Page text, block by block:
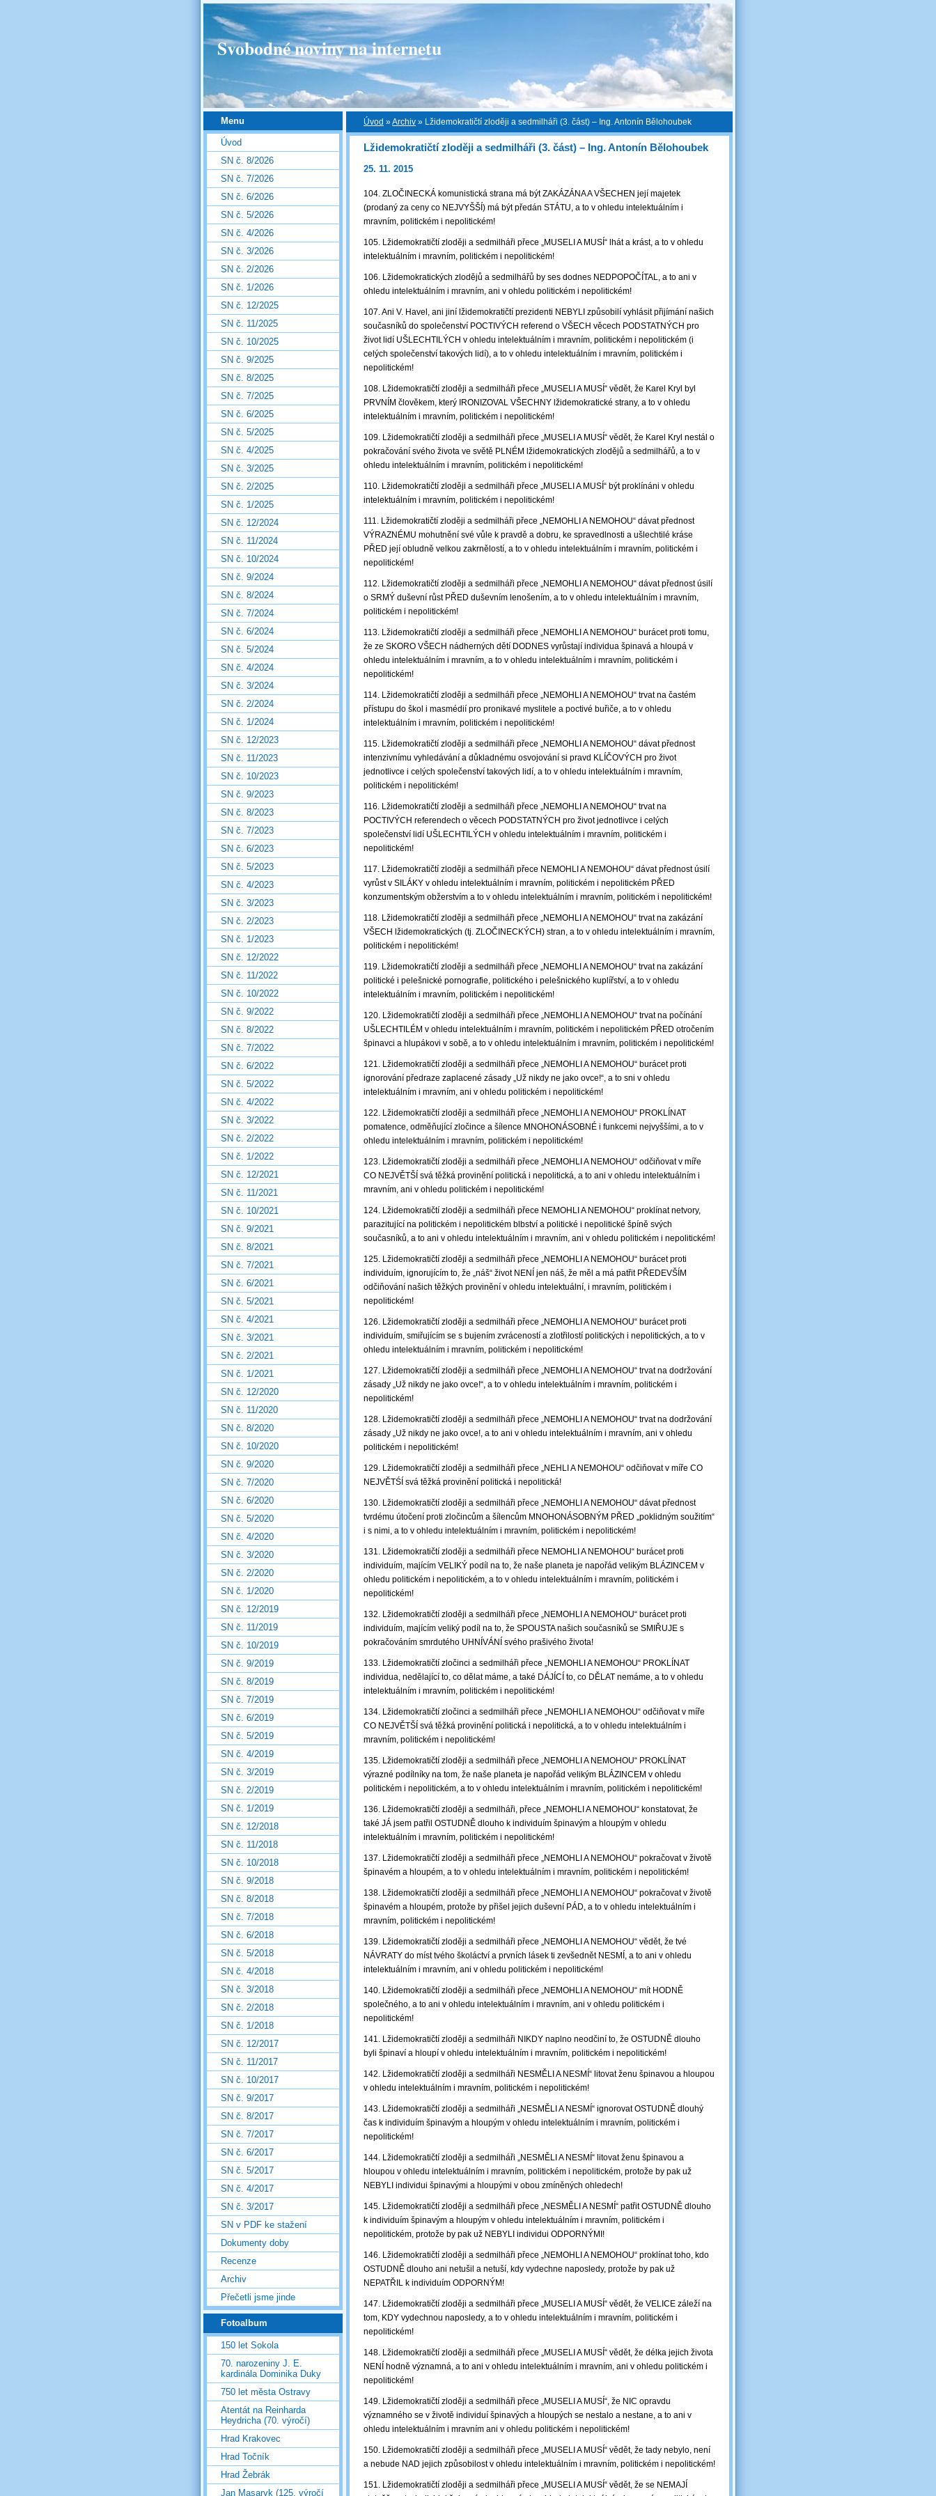
Svobodné noviny na internetu
Úvod »Archiv » Lžidemokratičtí zloději a sedmilháři (3. část) – Ing. Antonín Bělohoubek
Lžidemokratičtí zloději a sedmilháři (3. část) – Ing. Antonín Bělohoubek
25. 11. 2015
104. ZLOČINECKÁ komunistická strana má být ZAKÁZÁNA A VŠECHEN její majetek
(prodaný za ceny co NEJVYŠŠÍ) má být předán STÁTU, a to v ohledu intelektuálním i
mravním, politickém i nepolitickém!
105. Lžidemokratičtí zloději a sedmilháři přece „MUSELI A MUSÍ“ lhát a krást, a to v ohledu
intelektuálním i mravním, politickém i nepolitickém!
106. Lžidemokratických zlodějů a sedmilhářů by ses dodnes NEDPOPOČÍTAL, a to ani v
ohledu intelektuálním i mravním, ani v ohledu politickém i nepolitickém!
107. Ani V. Havel, ani jiní lžidemokratičtí prezidenti NEBYLI způsobilí vyhlásit přijímání našich
současníků do společenství POCTIVÝCH referend o VŠECH věcech PODSTATNÝCH pro
život lidí UŠLECHTILÝCH v ohledu intelektuálním i mravním, politickém i nepolitickém (i
celých společenství takových lidí), a to v ohledu intelektuálním i mravním, politickém i
nepolitickém!
108. Lžidemokratičtí zloději a sedmilháři přece „MUSELI A MUSÍ“ vědět, že Karel Kryl byl
PRVNÍM člověkem, který IRONIZOVAL VŠECHNY lžidemokratické strany, a to v ohledu
intelektuálním i mravním, politickém i nepolitickém!
109. Lžidemokratičtí zloději a sedmilháři přece „MUSELI A MUSÍ“ vědět, že Karel Kryl nestál o
pokračování svého života ve světě PLNÉM lžidemokratických zlodějů a sedmilhářů, a to v
ohledu intelektuálním i mravním, politickém i nepolitickém!
110. Lžidemokratičtí zloději a sedmilháři přece „MUSELI A MUSÍ“ být proklínáni v ohledu
intelektuálním i mravním, politickém i nepolitickém!
111. Lžidemokratičtí zloději a sedmilháři přece „NEMOHLI A NEMOHOU“ dávat přednost
VÝRAZNÉMU mohutnění své vůle k pravdě a dobru, ke spravedlnosti a ušlechtilé kráse
PŘED její obludně velkou zakrnělostí, a to v ohledu intelektuálním i mravním, politickém i
nepolitickém!
112. Lžidemokratičtí zloději a sedmilháři přece „NEMOHLI A NEMOHOU“ dávat přednost úsilí
o SRMÝ duševní růst PŘED duševním lenošením, a to v ohledu intelektuálním i mravním,
politickém i nepolitickém!
113. Lžidemokratičtí zloději a sedmilháři přece „NEMOHLI A NEMOHOU“ burácet proti tomu,
že ze SKORO VŠECH nádherných dětí DODNES vyrůstají individua špinavá a hloupá v
ohledu intelektuálním i mravním, a to v ohledu intelektuálním i mravním, politickém i
nepolitickém!
114. Lžidemokratičtí zloději a sedmilháři přece „NEMOHLI A NEMOHOU“ trvat na častém
přístupu do škol i masmédií pro pronikavé myslitele a poctivé buřiče, a to v ohledu
intelektuálním i mravním, politickém i nepolitickém!
115. Lžidemokratičtí zloději a sedmilháři přece „NEMOHLI A NEMOHOU“ dávat přednost
intenzivnímu vyhledávání a důkladnému osvojování si pravd KLÍČOVÝCH pro život
jednotlivce i celých společenství takových lidí, a to v ohledu intelektuálním i mravním,
politickém i nepolitickém!
116. Lžidemokratičtí zloději a sedmilháři přece „NEMOHLI A NEMOHOU“ trvat na
POCTIVÝCH referendech o věcech PODSTATNÝCH pro život jednotlivce i celých
společenství lidí UŠLECHTILÝCH v ohledu intelektuálním i mravním, politickém i
nepolitickém!
117. Lžidemokratičtí zloději a sedmilháři přece NEMOHLI A NEMOHOU“ dávat přednost úsilí
vyrůst v SILÁKY v ohledu intelektuálním i mravním, politickém i nepolitickém PŘED
konzumentským obžerstvím a to v ohledu intelektuálním i mravním, politickém i nepolitickém!
118. Lžidemokratičtí zloději a sedmilháři přece „NEMOHLI A NEMOHOU“ trvat na zakázání
VŠECH lžidemokratických (tj. ZLOČINECKÝCH) stran, a to v ohledu intelektuálním i mravním,
politickém i nepolitickém!
119. Lžidemokratičtí zloději a sedmilháři přece „NEMOHLI A NEMOHOU“ trvat na zakázání
politické i pelešnické pornografie, politického i pelešnického kuplířství, a to v ohledu
intelektuálním i mravním, politickém i nepolitickém!
120. Lžidemokratičtí zloději a sedmilháři přece „NEMOHLI A NEMOHOU“ trvat na počínání
UŠLECHTILÉM v ohledu intelektuálním i mravním, politickém i nepolitickém PŘED otročením
špinavci a hlupákovi v sobě, a to v ohledu intelektuálním i mravním, politickém i nepolitickém!
121. Lžidemokratičtí zloději a sedmilháři přece „NEMOHLI A NEMOHOU“ burácet proti
ignorování předraze zaplacené zásady „Už nikdy ne jako ovce!“, a to sni v ohledu
intelektuálním i mravním, ani v ohledu politickém i nepolitickém!
122. Lžidemokratičtí zloději a sedmilháři přece „NEMOHLI A NEMOHOU“ PROKLÍNAT
pomatence, odměňující zločince a šílence MNOHONÁSOBNÉ i funkcemi nejvyššími, a to v
ohledu intelektuálním i mravním, politickém i nepolitickém!
123. Lžidemokratičtí zloději a sedmilháři přece „NEMOHLI A NEMOHOU“ odčiňovat v míře
CO NEJVĚTŠÍ svá těžká provinění politická i nepolitická, a to ani v ohledu intelektuálním i
mravním, ani v ohledu politickém i nepolitickém!
124. Lžidemokratičtí zloději a sedmilháři přece NEMOHLI A NEMOHOU“ proklínat netvory,
parazitující na politickém i nepolitickém blbství a politické i nepolitické špíně svých
současníků, a to ani v ohledu intelektuálním i mravním, ani v ohledu politickém i nepolitickém!
125. Lžidemokratičtí zloději a sedmilháři přece „NEMOHLI A NEMOHOU“ burácet proti
individuím, ignorujícím to, že „náš“ život NENÍ jen náš, že měl a má patřit PŘEDEVŠÍM
odčiňování našich těžkých provinění v ohledu intelektuální, i mravním, politickém i
nepolitickém!
126. Lžidemokratičtí zloději a sedmilháři přece „NEMOHLI A NEMOHOU“ burácet proti
individuím, smiřujícím se s bujením zvráceností a zlotřilostí politických i nepolitických, a to v
ohledu intelektuálním i mravním, politickém i nepolitickém!
127. Lžidemokratičtí zloději a sedmilháři přece „NEMOHLI A NEMOHOU“ trvat na dodržování
zásady „Už nikdy ne jako ovce!“, a to v ohledu intelektuálním i mravním, politickém i
nepolitickém!
128. Lžidemokratičtí zloději a sedmilháři přece „NEMOHLI A NEMOHOU“ trvat na dodržování
zásady „Už nikdy ne jako ovce!, a to ani v ohledu intelektuálním i mravním, ani v ohledu
politickém i nepolitickém!
129. Lžidemokratičtí zloději a sedmilháři přece „NEHLI A NEMOHOU“ odčiňovat v míře CO
NEJVĚTŚÍ svá těžká provinění politická i nepolitická!
130. Lžidemokratičtí zloději a sedmilháři přece „NEMOHLI A NEMOHOU“ dávat přednost
tvrdému útočení proti zločincům a šílencům MNOHONÁSOBNÝM PŘED „poklidným soužitím“
i s nimi, a to v ohledu intelektuálním i mravním, politickém i nepolitickém!
131. Lžidemokratičtí zloději a sedmilháři přece NEMOHLI A NEMOHOU“ burácet proti
individuím, majícím VELIKÝ podíl na to, že naše planeta je napořád velikým BLÁZINCEM v
ohledu politickém i nepolitickém, a to v ohledu intelektuálním i mravním, politickém i
nepolitickém!
132. Lžidemokratičtí zloději a sedmilháři přece „NEMOHLI A NEMOHOU“ burácet proti
individuím, majícím veliký podíl na to, že SPOUSTA našich současníků se SMIŘUJE s
pokračováním smrdutého UHNÍVÁNÍ svého prašivého života!
133. Lžidemokratičtí zločinci a sedmilháři přece „NEMOHLI A NEMOHOU“ PROKLÍNAT
individua, nedělající to, co dělat máme, a také DÁJÍCÍ to, co DĚLAT nemáme, a to v ohledu
intelektuálním i mravním, politickém i nepolitickém!
134. Lžidemokratičtí zločinci a sedmilháři přece „NEMOHLI A NEMOHOU“ odčiňovat v míře
CO NEJVĚTŠÍ svá těžká provinění politická i nepolitická, a to v ohledu intelektuálním i
mravním, politickém i nepolitickém!
135. Lžidemokratičtí zloději a sedmilháři přece „NEMOHLI A NEMOHOU“ PROKLÍNAT
výrazné podílníky na tom, že naše planeta je napořád velikým BLÁZINCEM v ohledu
politickém i nepolitickém, a to v ohledu intelektuálním i mravním, politickém i nepolitickém!
136. Lžidemokratičtí zloději a sedmilháři, přece „NEMOHLI A NEMOHOU“ konstatovat, že
také JÁ jsem patřil OSTUDNĚ dlouho k individuím špinavým a hloupým v ohledu
intelektuálním i mravním, politickém i nepolitickém!
137. Lžidemokratičtí zloději a sedmilháři přece „NEMOHLI A NEMOHOU“ pokračovat v životě
špinavém a hloupém, a to v ohledu intelektuálním i mravním, politickém i nepolitickém!
138. Lžidemokratičtí zloději a sedmilháři přece „NEMOHLI A NEMOHOU“ pokračovat v životě
špinavém a hloupém, protože by přišel jejich duševní PÁD, a to v ohledu intelektuálním i
mravním, politickém i nepolitickém!
139. Lžidemokratičtí zloději a sedmilháři přece „NEMOHLI A NEMOHOU“ vědět, že tvé
NÁVRATY do míst tvého školáctví a prvních lásek ti zevšednět NESMÍ, a to ani v ohledu
intelektuálním i mravním, ani v ohledu politickém i nepolitickém!
140. Lžidemokratičtí zloději a sedmilháři přece „NEMOHLI A NEMOHOU“ mít HODNĚ
společného, a to ani v ohledu intelektuálním i mravním, ani v ohledu politickém i
nepolitickém!
141. Lžidemokratičtí zloději a sedmilháři NIKDY naplno neodčiní to, že OSTUDNĚ dlouho
byli špinaví a hloupí v ohledu intelektuálním i mravním, politickém i nepolitickém!
142. Lžidemokratičtí zloději a sedmilháři NESMĚLI A NESMÍ“ litovat ženu špinavou a hloupou
v ohledu intelektuálním i mravním, politickém i nepolitickém!
143. Lžidemokratičtí zloději a sedmilháři „NESMĚLI A NESMÍ“ ignorovat OSTUDNĚ dlouhý
čas k individuím špinavým a hloupým v ohledu intelektuálním i mravním, politickém i
nepolitickém!
144. Lžidemokratičtí zloději a sedmilháři „NESMĚLI A NESMÍ“ litovat ženu špinavou a
hloupou v ohledu intelektuálním i mravním, politickém i nepolitickém, protože by pak už
NEBYLI individui špinavými a hloupými v obou zmíněných ohledech!
145. Lžidemokratičtí zloději a sedmilháři přece „NESMĚLI A NESMÍ“ patřit OSTUDNĚ dlouho
k individuím špinavým a hloupým v ohledu intelektuálním i mravním, politickém i
nepolitickém, protože by pak už NEBYLI individui ODPORNÝMI!
146. Lžidemokratičtí zloději a sedmilháři přece „NEMOHLI A NEMOHOU“ proklínat toho, kdo
OSTUDNĚ dlouho ani netušil a netuší, kdy vydechne naposledy, protože by pak už
NEPATŘIL k individuím ODPORNÝM!
147. Lžidemokratičtí zloději a sedmilháři přece „MUSELI A MUSÍ“ vědět, že VELICE záleží na
tom, KDY vydechnou naposledy, a to v ohledu intelektuálním i mravním, politickém i
nepolitickém!
148. Lžidemokratičtí zloději a sedmilháři přece „MUSELI A MUSÍ“ vědět, že délka jejich života
NENÍ hodně významná, a to ani v ohledu intelektuálním i mravním, ani v ohledu politickém i
nepolitickém!
149. Lžidemokratičtí zloději a sedmilháři přece „MUSELI A MUSÍ“, že NIC opravdu
významného se v životě individuí špinavých a hloupých se nestalo a nestane, a to ani v
ohledu intelektuálním i mravním ani v ohledu politickém i nepolitickém!
150. Lžidemokratičtí zloději a sedmilháři přece „MUSELI A MUSÍ“ vědět, že tady nebylo, není
a nebude NAD jejich způsobilost v ohledu intelektuálním i mravním, politickém i nepolitickém!
151. Lžidemokratičtí zloději a sedmilháři přece „MUSELI A MUSÍ“ vědět, že se NEMAJÍ
Menu
Úvod
SN č. 8/2026
SN č. 7/2026
SN č. 6/2026
SN č. 5/2026
SN č. 4/2026
SN č. 3/2026
SN č. 2/2026
SN č. 1/2026
SN č. 12/2025
SN č. 11/2025
SN č. 10/2025
SN č. 9/2025
SN č. 8/2025
SN č. 7/2025
SN č. 6/2025
SN č. 5/2025
SN č. 4/2025
SN č. 3/2025
SN č. 2/2025
SN č. 1/2025
SN č. 12/2024
SN č. 11/2024
SN č. 10/2024
SN č. 9/2024
SN č. 8/2024
SN č. 7/2024
SN č. 6/2024
SN č. 5/2024
SN č. 4/2024
SN č. 3/2024
SN č. 2/2024
SN č. 1/2024
SN č. 12/2023
SN č. 11/2023
SN č. 10/2023
SN č. 9/2023
SN č. 8/2023
SN č. 7/2023
SN č. 6/2023
SN č. 5/2023
SN č. 4/2023
SN č. 3/2023
SN č. 2/2023
SN č. 1/2023
SN č. 12/2022
SN č. 11/2022
SN č. 10/2022
SN č. 9/2022
SN č. 8/2022
SN č. 7/2022
SN č. 6/2022
SN č. 5/2022
SN č. 4/2022
SN č. 3/2022
SN č. 2/2022
SN č. 1/2022
SN č. 12/2021
SN č. 11/2021
SN č. 10/2021
SN č. 9/2021
SN č. 8/2021
SN č. 7/2021
SN č. 6/2021
SN č. 5/2021
SN č. 4/2021
SN č. 3/2021
SN č. 2/2021
SN č. 1/2021
SN č. 12/2020
SN č. 11/2020
SN č. 8/2020
SN č. 10/2020
SN č. 9/2020
SN č. 7/2020
SN č. 6/2020
SN č. 5/2020
SN č. 4/2020
SN č. 3/2020
SN č. 2/2020
SN č. 1/2020
SN č. 12/2019
SN č. 11/2019
SN č. 10/2019
SN č. 9/2019
SN č. 8/2019
SN č. 7/2019
SN č. 6/2019
SN č. 5/2019
SN č. 4/2019
SN č. 3/2019
SN č. 2/2019
SN č. 1/2019
SN č. 12/2018
SN č. 11/2018
SN č. 10/2018
SN č. 9/2018
SN č. 8/2018
SN č. 7/2018
SN č. 6/2018
SN č. 5/2018
SN č. 4/2018
SN č. 3/2018
SN č. 2/2018
SN č. 1/2018
SN č. 12/2017
SN č. 11/2017
SN č. 10/2017
SN č. 9/2017
SN č. 8/2017
SN č. 7/2017
SN č. 6/2017
SN č. 5/2017
SN č. 4/2017
SN č. 3/2017
SN v PDF ke stažení
Dokumenty doby
Recenze
Archiv
Přečetli jsme jinde
Fotoalbum
150 let Sokola
70. narozeniny J. E.
kardinála Dominika Duky
750 let města Ostravy
Atentát na Reinharda
Heydricha (70. výročí)
Hrad Krakovec
Hrad Točník
Hrad Žebrák
Jan Masaryk (125. výročí